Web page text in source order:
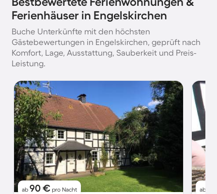
Ferienhäuser in Engelskirchen
Buche Unterkünfte mit den höchsten
Gästebewertungen in Engelskirchen, geprüft nach
Komfort, Lage, Ausstattung, Sauberkeit und Preis-
Leistung.
ab 90 € pro Nacht ab